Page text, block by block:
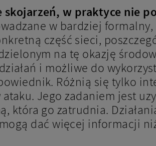
w praktyce nie
w bardziej formalny,
część sieci,
na tę okazję
i możliwe do
Różnią się tylko
Jego zadaniem jest
która go zatrudnia.
dać więcej informacji